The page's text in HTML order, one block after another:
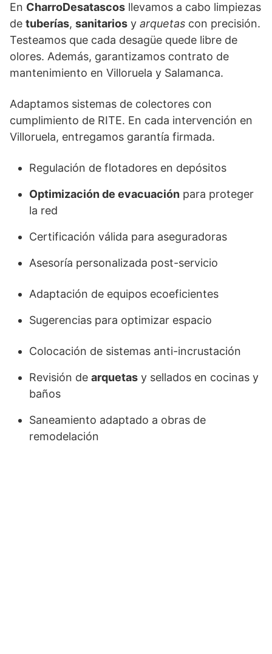
En CharroDesatascos llevamos a cabo limpiezas
de tuberías, sanitarios y arquetas con precisión.
Testeamos que cada desagüe quede libre de
olores. Además, garantizamos contrato de
mantenimiento en Villoruela y Salamanca.
Adaptamos sistemas de colectores con
cumplimiento de RITE. En cada intervención en
Villoruela, entregamos garantía firmada.
Regulación de flotadores en depósitos
Optimización de evacuación para proteger
la red
Certificación válida para aseguradoras
Asesoría personalizada post-servicio
Adaptación de equipos ecoeficientes
Sugerencias para optimizar espacio
Colocación de sistemas anti-incrustación
Revisión de arquetas y sellados en cocinas y
baños
Saneamiento adaptado a obras de
remodelación